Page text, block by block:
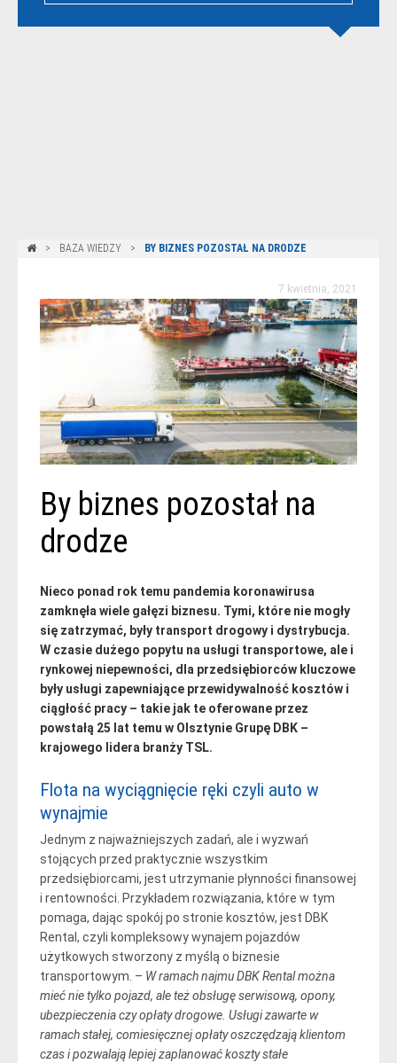
BAZA WIEDZY BY BIZNES POZOSTAŁ NA DRODZE
7 kwietnia, 2021
By biznes pozostał na
drodze
Nieco ponad rok temu pandemia koronawirusa
zamknęła wiele gałęzi biznesu. Tymi, które nie mogły
się zatrzymać, były transport drogowy i dystrybucja.
W czasie dużego popytu na usługi transportowe, ale i
rynkowej niepewności, dla przedsiębiorców kluczowe
były usługi zapewniające przewidywalność kosztów i
ciągłość pracy – takie jak te oferowane przez
powstałą 25 lat temu w Olsztynie Grupę DBK –
krajowego lidera branży TSL.
Flota na wyciągnięcie ręki czyli auto w
wynajmie
Jednym z najważniejszych zadań, ale i wyzwań
stojących przed praktycznie wszystkim
przedsiębiorcami, jest utrzymanie płynności finansowej
i rentowności. Przykładem rozwiązania, które w tym
pomaga, dając spokój po stronie kosztów, jest DBK
Rental, czyli kompleksowy wynajem pojazdów
użytkowych stworzony z myślą o biznesie
transportowym. – W ramach najmu DBK Rental można
mieć nie tylko pojazd, ale też obsługę serwisową, opony,
ubezpieczenia czy opłaty drogowe. Usługi zawarte w
ramach stałej, comiesięcznej opłaty oszczędzają klientom
czas i pozwalają lepiej zaplanować koszty stałe